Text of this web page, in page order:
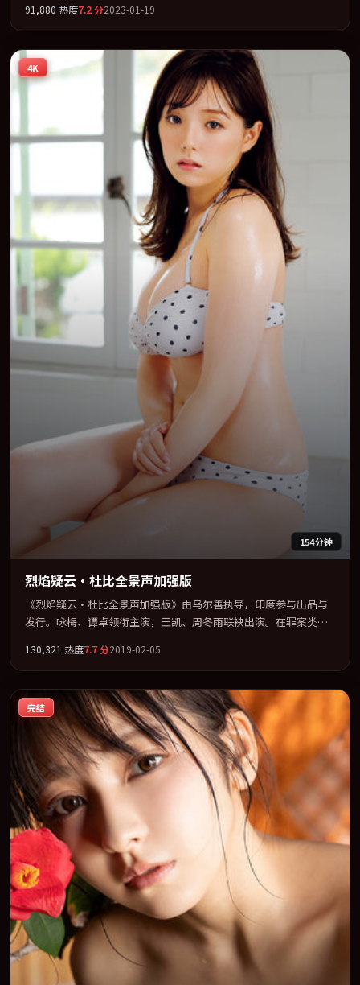
架，在叙事、表演与视听上力求统一。定于 2023-08-25 在内地院线
及主流平台同步亮相，2023 年度话题片中口碑稳健，适合喜欢强情
节与人物弧光的观众完整观看。
91,880 热度7.2分2023-01-19
4K
154分钟
烈焰疑云·杜比全景声加强版
《烈焰疑云·杜比全景声加强版》由乌尔善执导，印度参与出品与
发行。咏梅、谭卓领衔主演，王凯、周冬雨联袂出演。在罪案类型
在叙事、表演与视听上力求统一。定于 2019-10-05 在内地院线及主
流平台同步亮相，2019 年度话题片中口碑稳健，适合喜欢强情节与
人物弧光的观众完整观看。
130,321 热度7.7分2019-02-05
完结